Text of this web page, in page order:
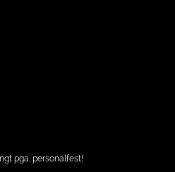
pga. personalfest!